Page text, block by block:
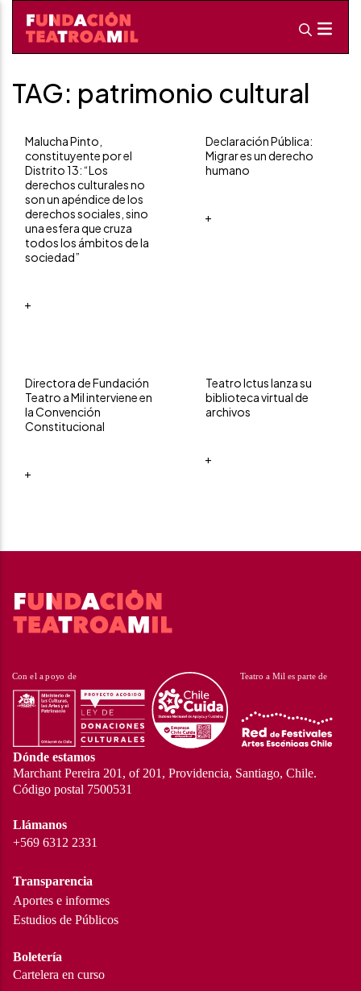
TAG: patrimonio cultural
Malucha Pinto,
constituyente por el
Distrito 13: “Los
derechos culturales no
son un apéndice de los
derechos sociales, sino
una esfera que cruza
todos los ámbitos de la
sociedad”
+
Declaración Pública:
Migrar es un derecho
humano
+
Directora de Fundación
Teatro a Mil interviene en
la Convención
Constitucional
+
Teatro Ictus lanza su
biblioteca virtual de
archivos
+
Dónde estamos
Marchant Pereira 201, of 201, Providencia, Santiago, Chile.
Código postal 7500531
Llámanos
+569 6312 2331
Transparencia
Aportes e informes
Estudios de Públicos
Boletería
Cartelera en curso